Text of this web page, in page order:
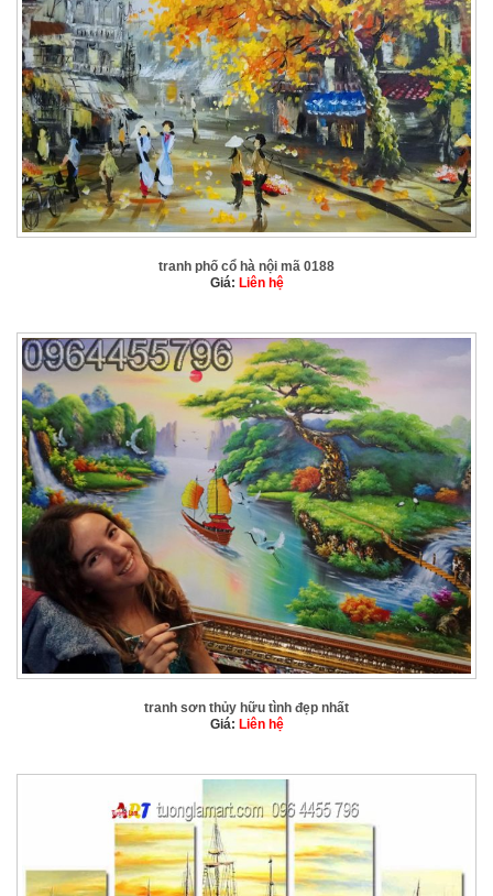
tranh phố cổ hà nội mã 0188
Giá: Liên hệ
tranh sơn thủy hữu tình đẹp nhất
Giá: Liên hệ